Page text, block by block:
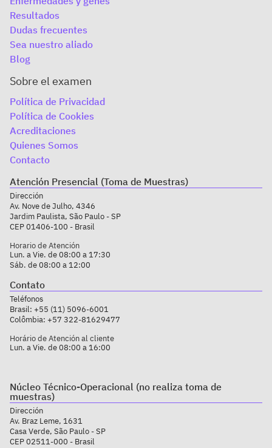
Resultados
Dudas frecuentes
Sea nuestro aliado
Blog
Sobre el examen
Política de Privacidad
Política de Cookies
Acreditaciones
Quienes Somos
Contacto
Atención Presencial (Toma de Muestras)
Dirección
Av. Nove de Julho, 4346
Jardim Paulista, São Paulo - SP
CEP 01406-100 - Brasil
Horario de Atención
Lun. a Vie. de 08:00 a 17:30
Sáb. de 08:00 a 12:00
Horário de Atención al cliente
Lun. a Vie. de 08:00 a 16:00
Contato
Teléfonos
Brasil: +55 (11) 5096-6001
Colômbia: +57 322-81629477
Núcleo Técnico-Operacional (no realiza toma de
muestras)
Dirección
Av. Braz Leme, 1631
Casa Verde, São Paulo - SP
CEP 02511-000 - Brasil